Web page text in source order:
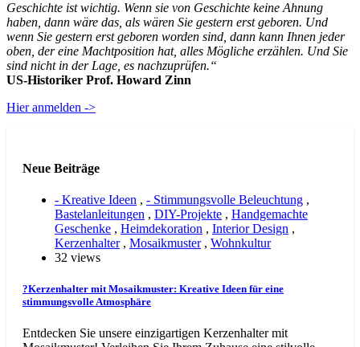
Geschichte ist wichtig. Wenn sie von Geschichte keine Ahnung
haben, dann wäre das, als wären Sie gestern erst geboren. Und
wenn Sie gestern erst geboren worden sind, dann kann Ihnen jeder
oben, der eine Machtposition hat, alles Mögliche erzählen. Und Sie
sind nicht in der Lage, es nachzuprüfen.“
US-Historiker Prof. Howard Zinn
Hier anmelden ->
Neue Beiträge
- Kreative Ideen , - Stimmungsvolle Beleuchtung ,
Bastelanleitungen , DIY-Projekte , Handgemachte
Geschenke , Heimdekoration , Interior Design ,
Kerzenhalter, Mosaikmuster, Wohnkultur
32 views
?Kerzenhalter mit Mosaikmuster: Kreative Ideen für eine
stimmungsvolle Atmosphäre
Entdecken Sie unsere einzigartigen Kerzenhalter mit